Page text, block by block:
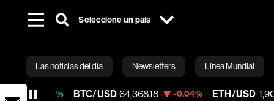
Seleccione un país
Las noticias del día Newsletters Línea Mundial
Bloomberg
BTC/USD 64,368.18 -0.04% ETH/USD 1,901.393 -